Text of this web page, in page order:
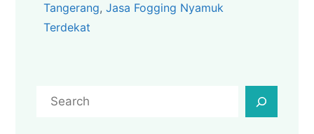
Tangerang, Jasa Fogging Nyamuk
Terdekat